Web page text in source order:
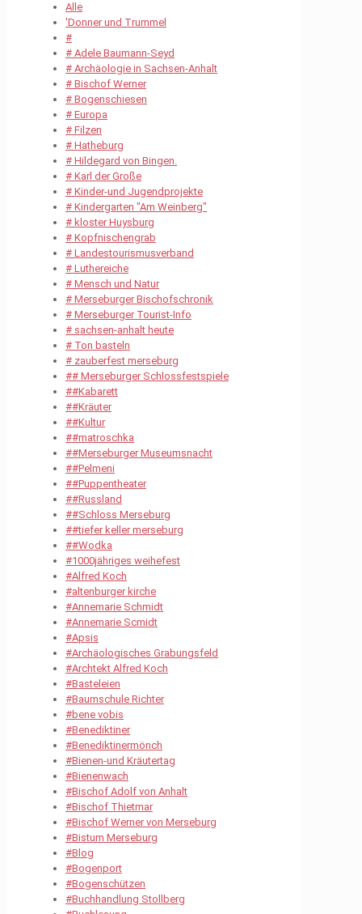
Alle
'Donner und Trummel
#
# Adele Baumann-Seyd
# Archäologie in Sachsen-Anhalt
# Bischof Werner
# Bogenschiesen
# Europa
# Filzen
# Hatheburg
# Hildegard von Bingen.
# Karl der Große
# Kinder-und Jugendprojekte
# Kindergarten "Am Weinberg"
# kloster Huysburg
# Kopfnischengrab
# Landestourismusverband
# Luthereiche
# Mensch und Natur
# Merseburger Bischofschronik
# Merseburger Tourist-Info
# sachsen-anhalt heute
# Ton basteln
# zauberfest merseburg
## Merseburger Schlossfestspiele
##Kabarett
##Kräuter
##Kultur
##matroschka
##Merseburger Museumsnacht
##Pelmeni
##Puppentheater
##Russland
##Schloss Merseburg
##tiefer keller merseburg
##Wodka
#1000jähriges weihefest
#Alfred Koch
#altenburger kirche
#Annemarie Schmidt
#Annemarie Scmidt
#Apsis
#Archäologisches Grabungsfeld
#Archtekt Alfred Koch
#Basteleien
#Baumschule Richter
#bene vobis
#Benediktiner
#Benediktinermönch
#Bienen-und Kräutertag
#Bienenwach
#Bischof Adolf von Anhalt
#Bischof Thietmar
#Bischof Werner von Merseburg
#Bistum Merseburg
#Blog
#Bogenport
#Bogenschützen
#Buchhandlung Stollberg